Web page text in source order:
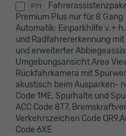
P71
Premium Plus nur für 8 Gang
Automatik: Einparkhilfe v.+
und Radfahrererkennung
und erweiterter
Umgebungsansicht Area
Rückfahrkamera mit
akustisch beim Ausparken-
Code 1ME, Spurhalte und
ACC Code 8T7,
Verkehrszeichen Code
Code 6XE